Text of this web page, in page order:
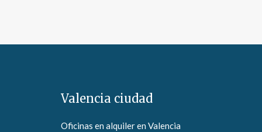
Valencia ciudad
Oficinas en alquiler en Valencia